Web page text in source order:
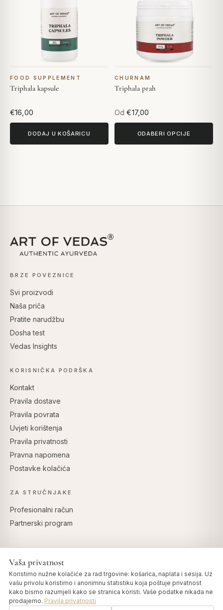
FOOD SUPPLEMENT
Triphala kapsule
€16,00
DODAJ U KOŠARICU
CHURNAM
Triphala prah
Od €17,00
ODABERI OPCIJE
BRZE POVEZNICE
Svi proizvodi
Naša priča
Pratite narudžbu
Dosha test
Vedas Insights
KORISNIČKA PODRŠKA
Kontakt
Pravila dostave
Pravila povrata
Uvjeti korištenja
Pravila privatnosti
Pravna napomena
Postavke kolačića
ZA STRUČNJAKE
Profesionalni račun
Partnerski program
Vaša privatnost
Koristimo nužne kolačiće za rad trgovine: košarica, naplata i sesija. Uz
vašu privolu koristimo i anonimnu statistiku koja poštuje privatnost
kako bismo razumjeli kako se stranica koristi. Vaše podatke nikada ne
prodajemo. Pravila privatnosti